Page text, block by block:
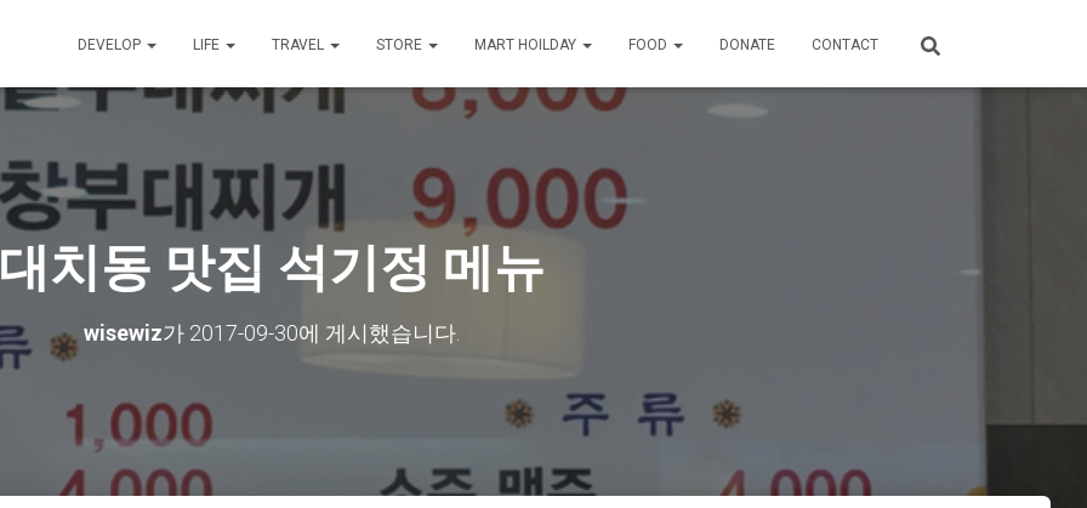
DEVELOP LIFE TRAVEL STORE MART HOILDAY FOOD DONATE CONTACT
대치동 맛집 석기정 메뉴
wisewiz가 2017-09-30에 게시했습니다.